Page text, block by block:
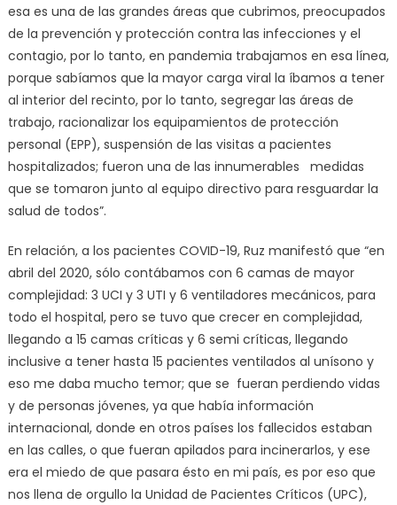
esa es una de las grandes áreas que cubrimos, preocupados
de la prevención y protección contra las infecciones y el
contagio, por lo tanto, en pandemia trabajamos en esa línea,
porque sabíamos que la mayor carga viral la íbamos a tener
al interior del recinto, por lo tanto, segregar las áreas de
trabajo, racionalizar los equipamientos de protección
personal (EPP), suspensión de las visitas a pacientes
hospitalizados; fueron una de las innumerables medidas
que se tomaron junto al equipo directivo para resguardar la
salud de todos”.
En relación, a los pacientes COVID-19, Ruz manifestó que “en
abril del 2020, sólo contábamos con 6 camas de mayor
complejidad: 3 UCI y 3 UTI y 6 ventiladores mecánicos, para
todo el hospital, pero se tuvo que crecer en complejidad,
llegando a 15 camas críticas y 6 semi críticas, llegando
inclusive a tener hasta 15 pacientes ventilados al unísono y
eso me daba mucho temor; que se fueran perdiendo vidas
y de personas jóvenes, ya que había información
internacional, donde en otros países los fallecidos estaban
en las calles, o que fueran apilados para incinerarlos, y ese
era el miedo de que pasara ésto en mi país, es por eso que
nos llena de orgullo la Unidad de Pacientes Críticos (UPC),